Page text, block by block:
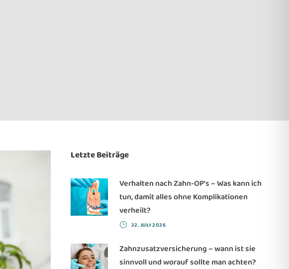
Letzte Beiträge
Verhalten nach Zahn-OP’s – Was kann ich
tun, damit alles ohne Komplikationen
verheilt?
22. JULI 2026
Zahnzusatzversicherung – wann ist sie
sinnvoll und worauf sollte man achten?